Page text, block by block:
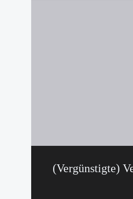
(Vergünstigte)